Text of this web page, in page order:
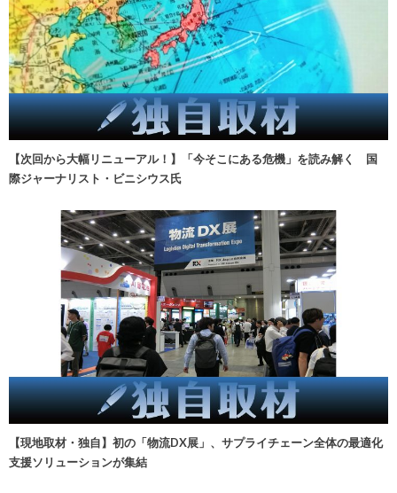
【次回から大幅リニューアル！】「今そこにある危機」を読み解く 国
際ジャーナリスト・ビニシウス氏
【現地取材・独自】初の「物流DX展」、サプライチェーン全体の最適化
支援ソリューションが集結